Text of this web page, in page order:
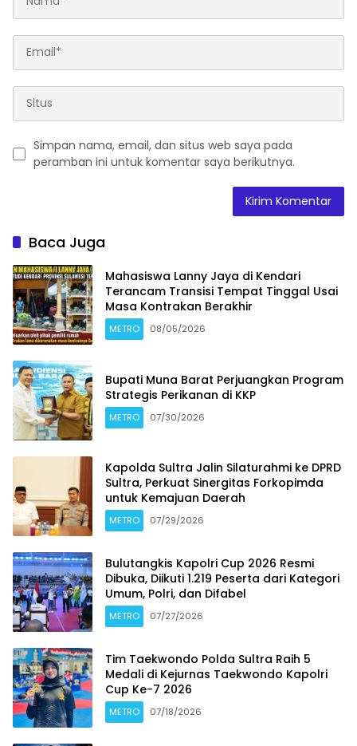
Simpan nama, email, dan situs web saya pada
peramban ini untuk komentar saya berikutnya.
Baca Juga
Mahasiswa Lanny Jaya di Kendari
Terancam Transisi Tempat Tinggal Usai
Masa Kontrakan Berakhir
METRO 08/05/2026
Bupati Muna Barat Perjuangkan Program
Strategis Perikanan di KKP
METRO 07/30/2026
Kapolda Sultra Jalin Silaturahmi ke DPRD
Sultra, Perkuat Sinergitas Forkopimda
untuk Kemajuan Daerah
METRO 07/29/2026
Bulutangkis Kapolri Cup 2026 Resmi
Dibuka, Diikuti 1.219 Peserta dari Kategori
Umum, Polri, dan Difabel
METRO 07/27/2026
Tim Taekwondo Polda Sultra Raih 5
Medali di Kejurnas Taekwondo Kapolri
Cup Ke-7 2026
METRO 07/18/2026